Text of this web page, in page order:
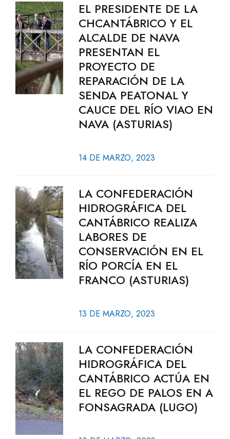
EL PRESIDENTE DE LA
CHCANTÁBRICO Y EL
ALCALDE DE NAVA
PRESENTAN EL
PROYECTO DE
REPARACIÓN DE LA
SENDA PEATONAL Y
CAUCE DEL RÍO VIAO EN
NAVA (ASTURIAS)
14 DE MARZO, 2023
LA CONFEDERACIÓN
HIDROGRÁFICA DEL
CANTÁBRICO REALIZA
LABORES DE
CONSERVACIÓN EN EL
RÍO PORCÍA EN EL
FRANCO (ASTURIAS)
13 DE MARZO, 2023
LA CONFEDERACIÓN
HIDROGRÁFICA DEL
CANTÁBRICO ACTÚA EN
EL REGO DE PALOS EN A
FONSAGRADA (LUGO)